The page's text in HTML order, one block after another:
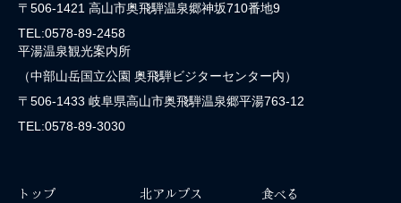
〒506-1421 高山市奥飛騨温泉郷神坂710番地9
TEL:0578-89-2458
平湯温泉観光案内所
（中部山岳国立公園 奥飛騨ビジターセンター内）
〒506-1433 岐阜県高山市奥飛騨温泉郷平湯763-12
TEL:0578-89-3030
トップ 北アルプス 食べる